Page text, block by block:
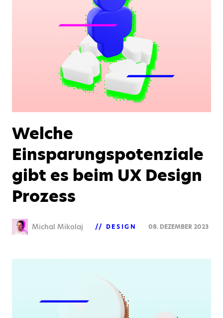
Welche
Einsparungspotenziale
gibt es beim UX Design
Prozess
Michal Mikolaj DESIGN 08. DEZEMBER 2023